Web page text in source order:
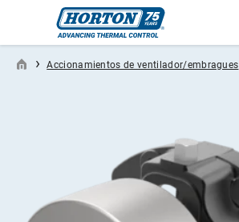
› Accionamientos de ventilador/embragues